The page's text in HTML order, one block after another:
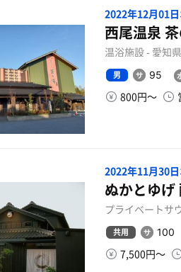
2022年12月01
西尾温泉
温浴施設 - 愛知
男 95
800円〜
2022年11月30
ぬかとゆげ
プライベートサ
共用 100
7,500円〜